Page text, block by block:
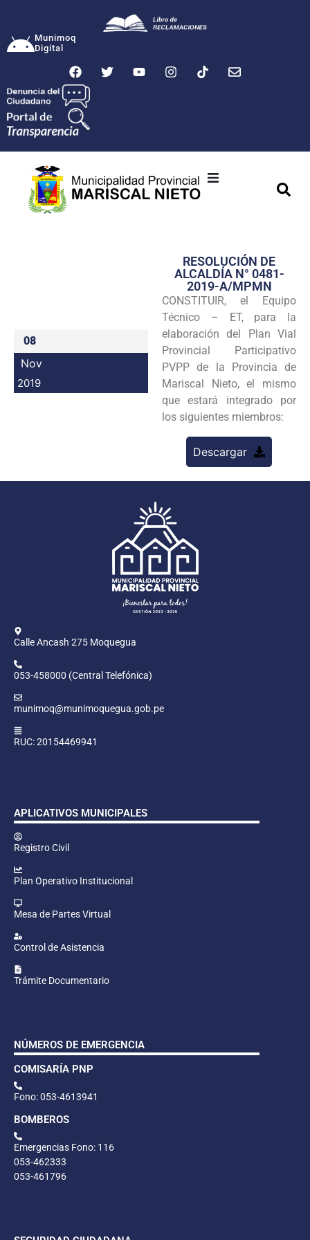
Munimoq
Digital
Transparencia
Seguridad
Programas
Intranet
08
Nov
2019
RESOLUCIÓN DE
ALCALDÍA N° 0481-
2019-A/MPMN
CONSTITUIR, el Equipo
Técnico – ET, para la
elaboración del Plan Vial
Provincial Participativo
PVPP de la Provincia de
Mariscal Nieto, el mismo
que estará integrado por
los siguientes miembros:
Descargar
Calle Ancash 275 Moquegua
053-458000 (Central Telefónica)
munimoq@munimoquegua.gob.pe
RUC: 20154469941
APLICATIVOS MUNICIPALES
Registro Civil
Plan Operativo Institucional
Mesa de Partes Virtual
Control de Asistencia
Trámite Documentario
NÚMEROS DE EMERGENCIA
COMISARÍA PNP
Fono: 053-4613941
BOMBEROS
Emergencias Fono: 116
053-462333
053-461796